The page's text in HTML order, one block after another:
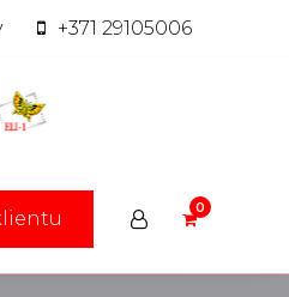
+371 29105006